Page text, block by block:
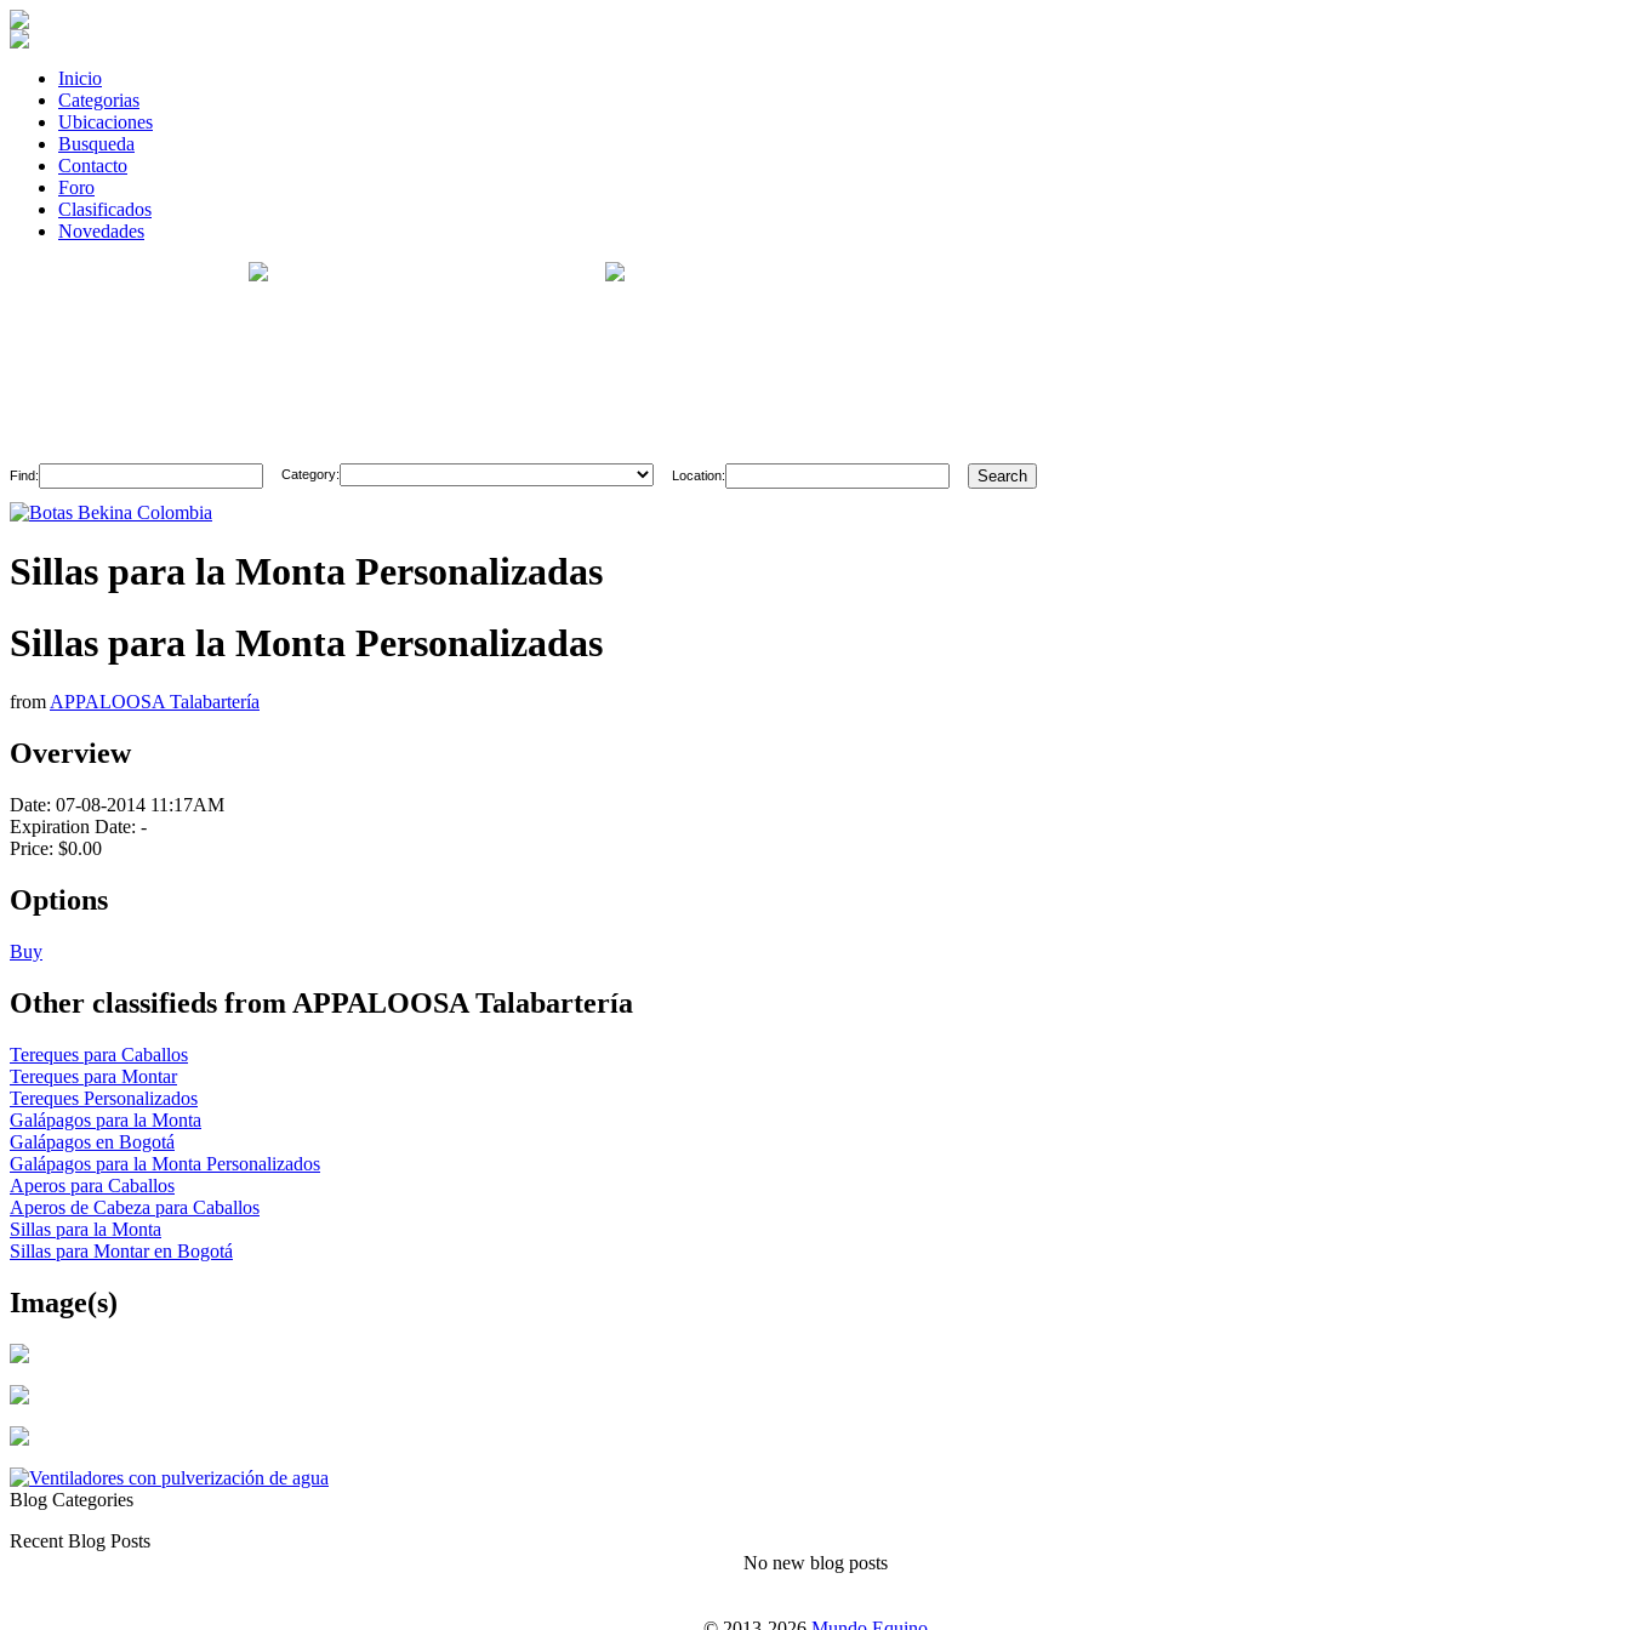
Inicio
Categorias
Ubicaciones
Busqueda
Contacto
Foro
Clasificados
Novedades
Find: Category: Location:
Sillas para la Monta Personalizadas
Sillas para la Monta Personalizadas
from APPALOOSA Talabartería
Overview
Date: 07-08-2014 11:17AM
Expiration Date: -
Price: $0.00
Options
Buy
Other classifieds from APPALOOSA Talabartería
Tereques para Caballos
Tereques para Montar
Tereques Personalizados
Galápagos para la Monta
Galápagos en Bogotá
Galápagos para la Monta Personalizados
Aperos para Caballos
Aperos de Cabeza para Caballos
Sillas para la Monta
Sillas para Montar en Bogotá
Image(s)
Blog Categories
Recent Blog Posts
No new blog posts